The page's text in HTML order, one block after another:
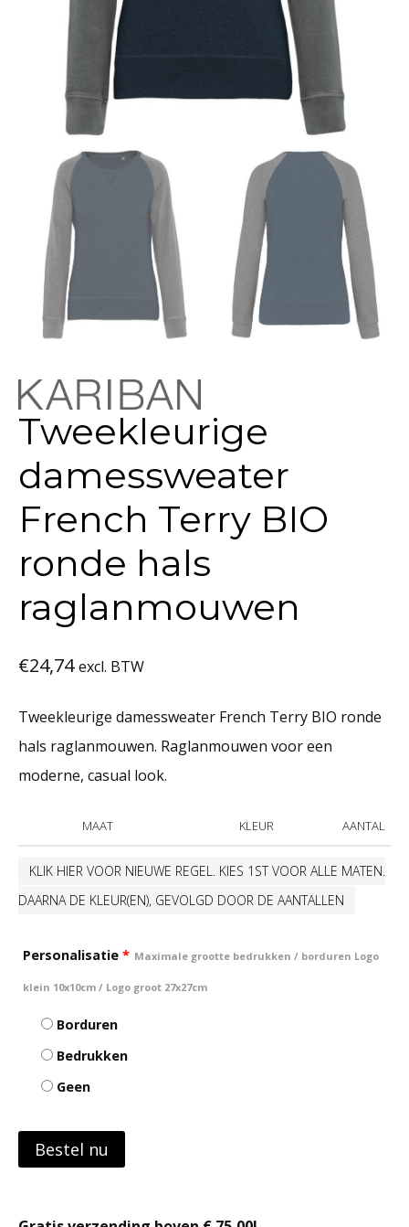
Tweekleurige
damessweater
French Terry BIO
ronde hals
raglanmouwen
€24,74 excl. BTW
Tweekleurige damessweater French Terry BIO ronde
hals raglanmouwen. Raglanmouwen voor een
moderne, casual look.
MAAT KLEUR AANTAL
KLIK HIER VOOR NIEUWE REGEL. KIES 1ST VOOR ALLE MATEN.
DAARNA DE KLEUR(EN), GEVOLGD DOOR DE AANTALLEN
Personalisatie * Maximale grootte bedrukken / borduren Logo
klein 10x10cm / Logo groot 27x27cm
Borduren
Bedrukken
Geen
Bestel nu